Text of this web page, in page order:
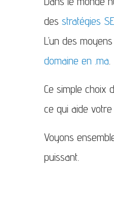
des stratégies
L’un des
domaine en .ma
Ce simple choix
ce qui aide
Voyons
puissant.